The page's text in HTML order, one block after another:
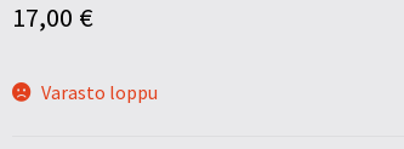
17,00 €
Varasto loppu